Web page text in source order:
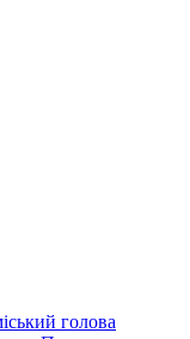
голова